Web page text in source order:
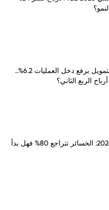
الإنماء: نمو التمويل يرفع دخل العمليات 6.2%..
الربع الثاني؟
نتائج سابك 2026: الخسائر تتراجع 80% فهل بدأ